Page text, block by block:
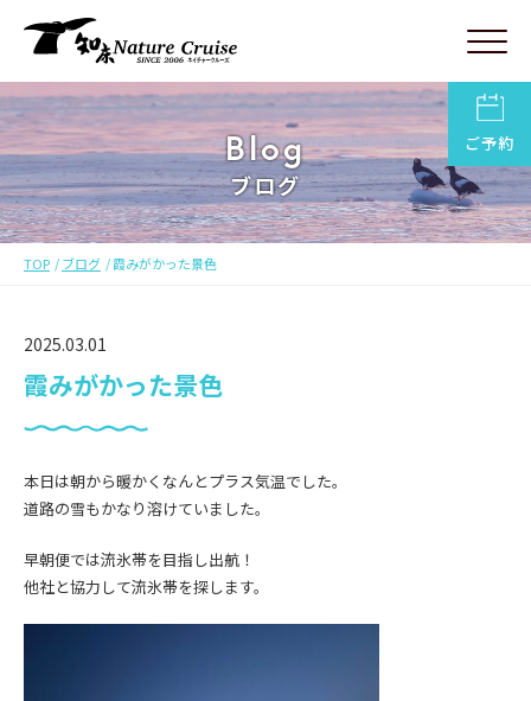
ご予約
Blog
ブログ
TOP ブログ 霞みがかった景色
2025.03.01
霞みがかった景色
本日は朝から暖かくなんとプラス気温でした。
道路の雪もかなり溶けていました。
早朝便では流氷帯を目指し出航！
他社と協力して流氷帯を探します。